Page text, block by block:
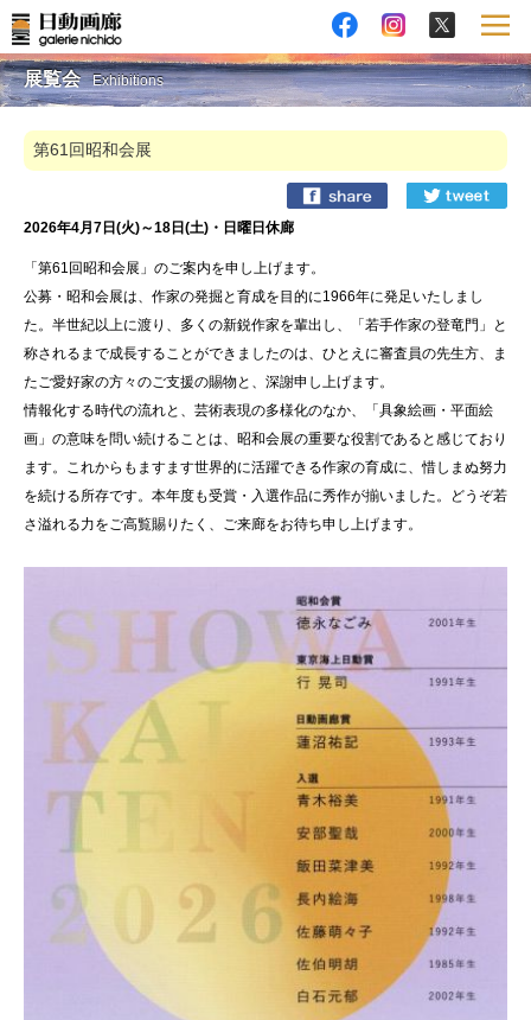
展覧会 Exhibitions
第61回昭和会展
2026年4月7日(火)～18日(土)・日曜日休廊
「第61回昭和会展」のご案内を申し上げます。
公募・昭和会展は、作家の発掘と育成を目的に1966年に発足いたしまし
た。半世紀以上に渡り、多くの新鋭作家を輩出し、「若手作家の登竜門」と
称されるまで成長することができましたのは、ひとえに審査員の先生方、ま
たご愛好家の方々のご支援の賜物と、深謝申し上げます。
情報化する時代の流れと、芸術表現の多様化のなか、「具象絵画・平面絵
画」の意味を問い続けることは、昭和会展の重要な役割であると感じており
ます。これからもますます世界的に活躍できる作家の育成に、惜しまぬ努力
を続ける所存です。本年度も受賞・入選作品に秀作が揃いました。どうぞ若
さ溢れる力をご高覧賜りたく、ご来廊をお待ち申し上げます。